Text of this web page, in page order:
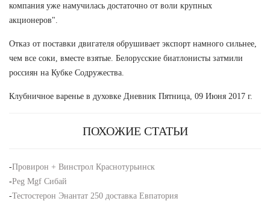
компания уже намучилась достаточно от воли крупных
акционеров".
Отказ от поставки двигателя обрушивает экспорт намного сильнее,
чем все соки, вместе взятые. Белорусские биатлонисты затмили
россиян на Кубке Содружества.
Клубничное варенье в духовке Дневник Пятница, 09 Июня 2017 г.
ПОХОЖИЕ СТАТЬИ
-Провирон + Винстрол Краснотурьинск
-Peg Mgf Сибай
-Тестостерон Энантат 250 доставка Евпатория